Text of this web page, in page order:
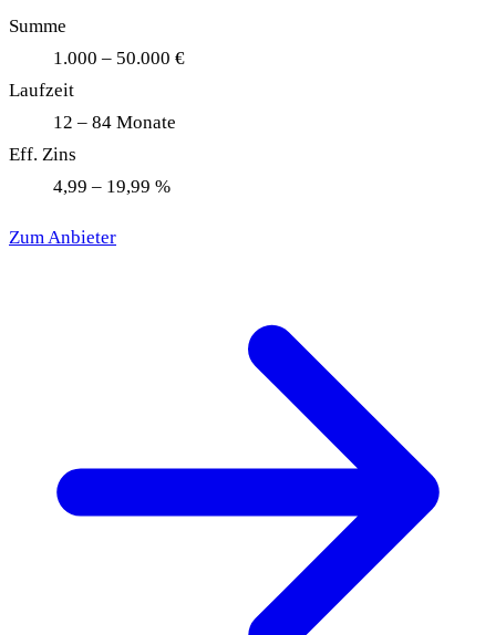
Summe
1.000 – 50.000 €
Laufzeit
12 – 84 Monate
Eff. Zins
4,99 – 19,99 %
Zum Anbieter